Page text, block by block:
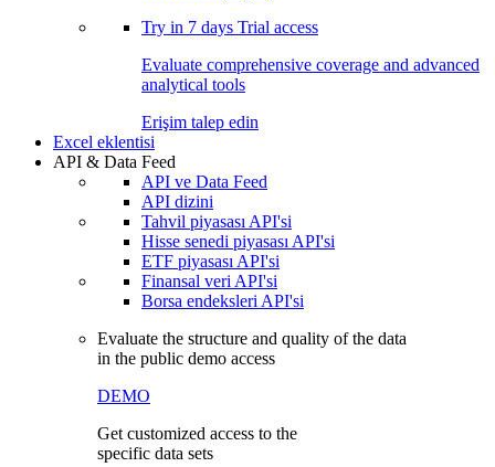
Try in 7 days Trial access
Evaluate comprehensive coverage and advanced
analytical tools
Erişim talep edin
Excel eklentisi
API & Data Feed
API ve Data Feed
API dizini
Tahvil piyasası API'si
Hisse senedi piyasası API'si
ETF piyasası API'si
Finansal veri API'si
Borsa endeksleri API'si
Evaluate the structure and quality of the data
in the public demo access
DEMO
Get customized access to the
specific data sets